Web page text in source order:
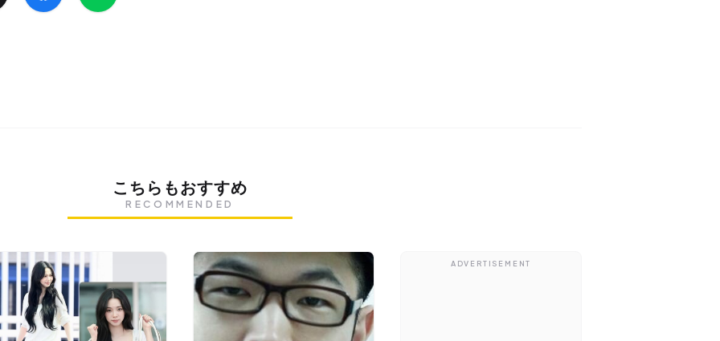
こちらもおすすめ
RECOMMENDED
ADVERTISEMENT